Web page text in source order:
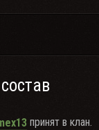
принят в клан.